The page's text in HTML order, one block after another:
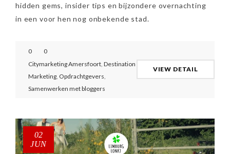
hidden gems, insider tips en bijzondere overnachting
in een voor hen nog onbekende stad.
0
0
Citymarketing Amersfoort Destination
Marketing Opdrachtgevers
Samenwerken met bloggers
VIEW DETAIL
02
JUN